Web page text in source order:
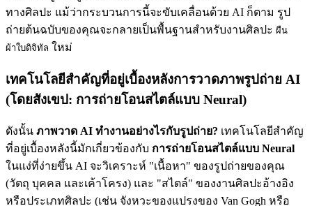
ทางศิลปะ แม้ว่ากระบวนการนี้จะขับเคลื่อนด้วย AI ก็ตาม รูป
ถ่ายต้นฉบับของคุณจะกลายเป็นพื้นฐานสำหรับงานศิลปะ ผืน
ผ้าใบดิจิทัล ใหม่
เทคโนโลยีสำคัญที่อยู่เบื้องหลังการวาดภาพรูปถ่าย AI
(โดยสังเขป: การถ่ายโอนสไตล์แบบ Neural)
ดังนั้น ภาพวาด AI ทำงานอย่างไรกับรูปถ่าย? เทคโนโลยีสำคัญ
ที่อยู่เบื้องหลังนี้มักเกี่ยวข้องกับ การถ่ายโอนสไตล์แบบ Neural
ในแง่ที่ง่ายขึ้น AI จะวิเคราะห์ "เนื้อหา" ของรูปถ่ายของคุณ
(วัตถุ บุคคล และเค้าโครง) และ "สไตล์" ของงานศิลปะอ้างอิง
หรือประเภทศิลปะ (เช่น จังหวะของแปรงของ Van Gogh หรือ